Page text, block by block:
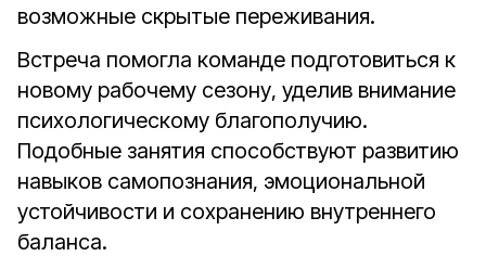
возможные скрытые переживания.
Встреча помогла команде подготовиться к
новому рабочему сезону, уделив внимание
психологическому благополучию.
Подобные занятия способствуют развитию
навыков самопознания, эмоциональной
устойчивости и сохранению внутреннего
баланса.